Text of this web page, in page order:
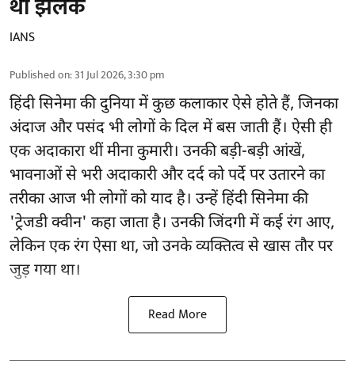
थी झलक
IANS
Published on:31 Jul 2026, 3:30 pm
हिंदी सिनेमा की दुनिया में कुछ कलाकार ऐसे होते हैं, जिनका
अंदाज और पसंद भी लोगों के दिल में बस जाती हैं। ऐसी ही
एक अदाकारा थीं मीना कुमारी। उनकी बड़ी-बड़ी आंखें,
भावनाओं से भरी अदाकारी और दर्द को पर्दे पर उतारने का
तरीका आज भी लोगों को याद है। उन्हें हिंदी सिनेमा की
'ट्रेजडी क्वीन' कहा जाता है। उनकी जिंदगी में कई रंग आए,
लेकिन एक रंग ऐसा था, जो उनके व्यक्तित्व से खास तौर पर
जुड़ गया था।
Read More